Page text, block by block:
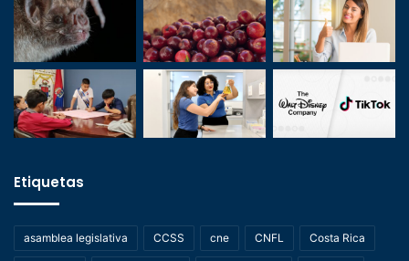
Etiquetas
asamblea legislativa CCSS cne CNFL Costa Rica